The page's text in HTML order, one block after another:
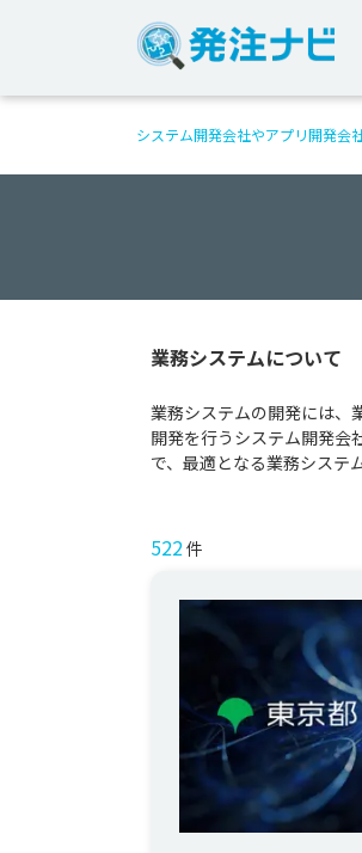
システム開発会社やアプリ開発会
業務システムについて
業務システムの開発には、
開発を行うシステム開発会
で、最適となる業務システ
522件